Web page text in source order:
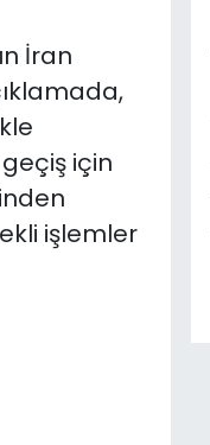
İran
için
işlemler